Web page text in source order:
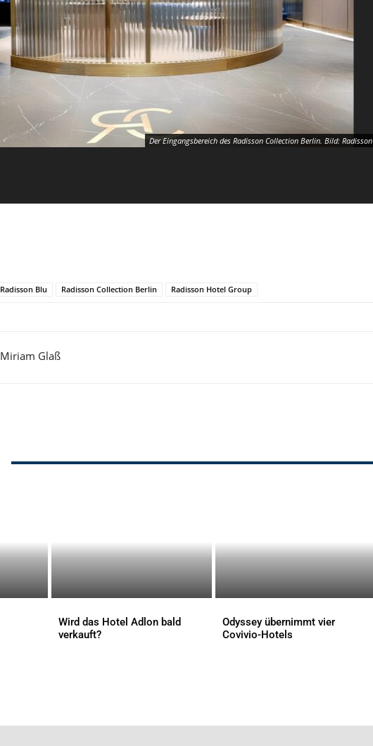
Der Eingangsbereich des Radisson Collection Berlin. Bild: Radisson
Radisson Blu Radisson Collection Berlin Radisson Hotel Group
Miriam Glaß
Wird das Hotel Adlon bald
verkauft?
Odyssey übernimmt vier
Covivio-Hotels